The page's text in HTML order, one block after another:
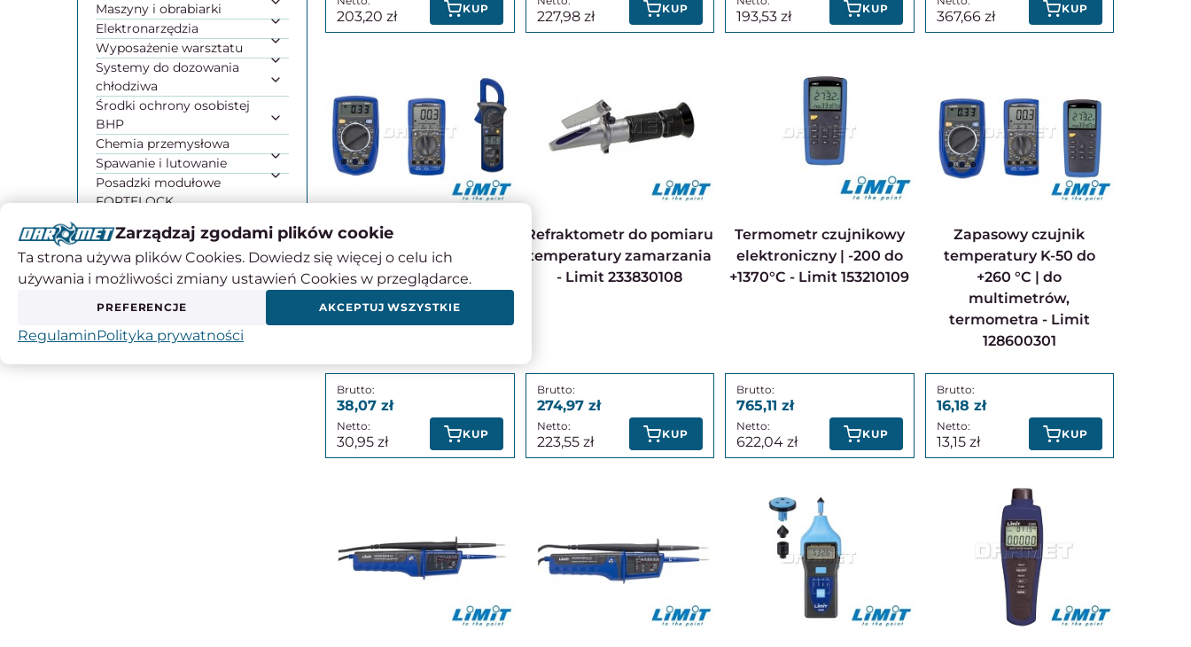
Maszyny i obrabiarki
Elektronarzędzia
Wyposażenie warsztatu
Systemy do dozowania
chłodziwa
Środki ochrony osobistej
BHP
Chemia przemysłowa
Spawanie i lutowanie
Posadzki modułowe
FORTELOCK
Produkty do Domu i
Ogrodu
Tekstylia
203,20 KUP 227,98 KUP 193,53 KUP 367,66 KUP
Zapasowe kable
pomiarowe do
multimetró i miernika
38,07
30,95 KUP
Refraktometr do pomiaru
temperatury zamarzania
- Limit 233830108
274,97
223,55 KUP
Termometr czujnikowy
elektroniczny | -200 do
+1370°C - Limit 153210109
765,11
622,04 KUP
Zapasowy czujnik
temperatury K-50 do
+260 °C | do
multimetrów,
termometra - Limit
128600301
16,18
13,15 KUP
Zarządzaj zgodami plików cookie
Ta strona używa plików Cookies. Dowiedz się więcej o celu ich
używania i możliwości zmiany ustawień Cookies w przeglądarce.
PREFERENCJE AKCEPTUJ WSZYSTKIE
RegulaminPolityka prywatności